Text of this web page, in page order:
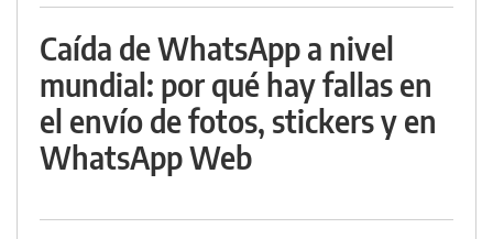
Caída de WhatsApp a nivel
mundial: por qué hay fallas en
el envío de fotos, stickers y en
WhatsApp Web